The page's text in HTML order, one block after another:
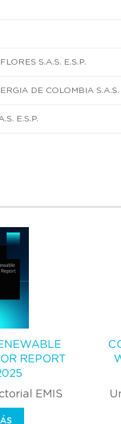
S.A.S. E.S.P.
DE COLOMBIA S.A.S.
E.S.P.
REPORT
EMIS